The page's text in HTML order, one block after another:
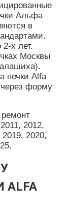
Альфа
в
2-х лет.
Москвы
печки Alfa
форму
2012,
2020,